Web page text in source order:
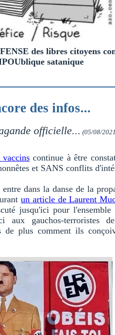
des libres citoyens
satanique
des infos...
officielle... (05/08/
continue à être
et SANS conflits
dans la danse de la
un article de Laurent
jusqu'ici pour l'ensemble
aux gauchos-terroristes
de plus comment ils